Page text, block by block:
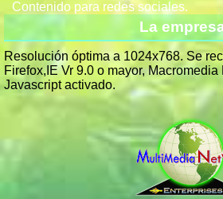
Contenido para redes sociales.
La
Resolución óptima a 1024x768. Se
Firefox,IE Vr 9.0 o mayor,
Javascript activado.